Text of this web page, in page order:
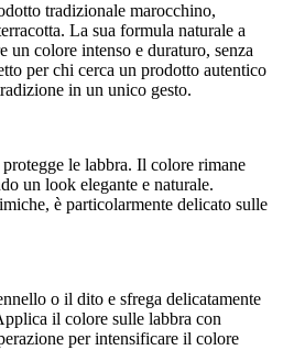
tradizionale marocchino,
La sua formula naturale a
un colore intenso e duraturo, senza
per chi cerca un prodotto autentico
in un unico gesto.
le labbra. Il colore rimane
un look elegante e naturale.
è particolarmente delicato sulle
o il dito e sfrega delicatamente
il colore sulle labbra con
per intensificare il colore